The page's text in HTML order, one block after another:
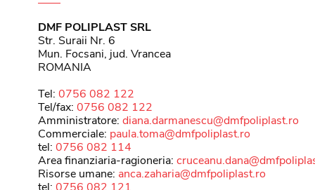
DMF POLIPLAST SRL
Str. Suraii Nr. 6
Mun. Focsani, jud. Vrancea
ROMANIA
Tel: 0756 082 122
Tel/fax: 0756 082 122
Amministratore: diana.darmanescu@dmfpoliplast.ro
Commerciale: paula.toma@dmfpoliplast.ro
tel: 0756 082 114
Area finanziaria-ragioneria:
Risorse umane: anca.zaharia@dmfpoliplast.ro